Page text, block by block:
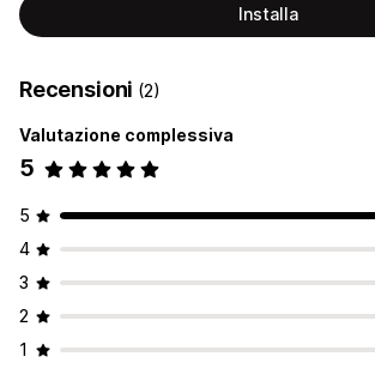
Installa
Recensioni (2)
Valutazione complessiva
5
5
4
3
2
1